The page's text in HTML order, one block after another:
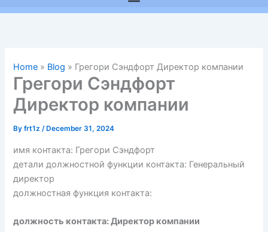
Home » Blog » Грегори Сэндфорт Директор компании
Грегори Сэндфорт
Директор компании
Byfrt1z/ December 31, 2024
имя контакта: Грегори Сэндфорт
детали должностной функции контакта: Генеральный
директор
должностная функция контакта:
должность контакта: Директор компании